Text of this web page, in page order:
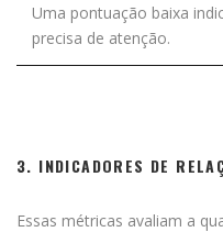
Uma pontuação baixa
precisa de atenção.
3. INDICADORES DE
Essas métricas avaliam a